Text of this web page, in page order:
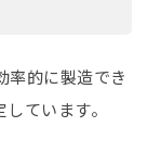
率的に製造でき
ています。